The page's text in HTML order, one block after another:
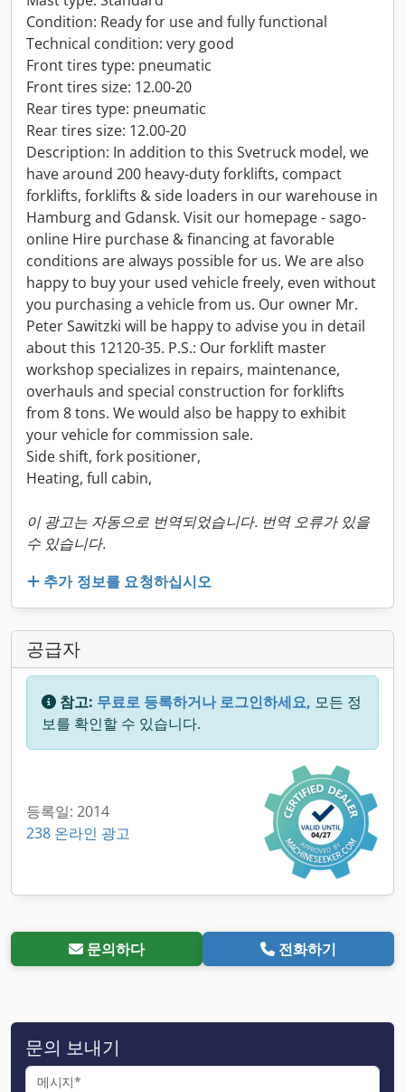
Condition: Ready for use and fully functional
Technical condition: very good
Front tires type: pneumatic
Front tires size: 12.00-20
Rear tires type: pneumatic
Rear tires size: 12.00-20
Description: In addition to this Svetruck model, we
have around 200 heavy-duty forklifts, compact
forklifts, forklifts & side loaders in our warehouse in
Hamburg and Gdansk. Visit our homepage - sago-
online Hire purchase & financing at favorable
conditions are always possible for us. We are also
happy to buy your used vehicle freely, even without
you purchasing a vehicle from us. Our owner Mr.
Peter Sawitzki will be happy to advise you in detail
about this 12120-35. P.S.: Our forklift master
workshop specializes in repairs, maintenance,
overhauls and special construction for forklifts
from 8 tons. We would also be happy to exhibit
your vehicle for commission sale.
Side shift, fork positioner,
Heating, full cabin,
이 광고는 자동으로 번역되었습니다. 번역 오류가 있을
수 있습니다.
추가 정보를 요청하십시오
공급자
참고: 무료로 등록하거나 로그인하세요, 모든 정
보를 확인할 수 있습니다.
등록일: 2014
238 온라인 광고
문의하다 전화하기
문의 보내기
메시지*